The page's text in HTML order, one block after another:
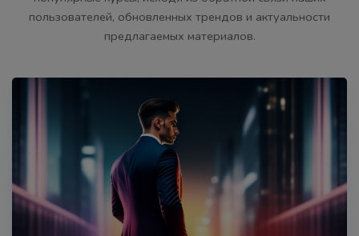
пользователей, обновленных трендов и актуальности
предлагаемых материалов.